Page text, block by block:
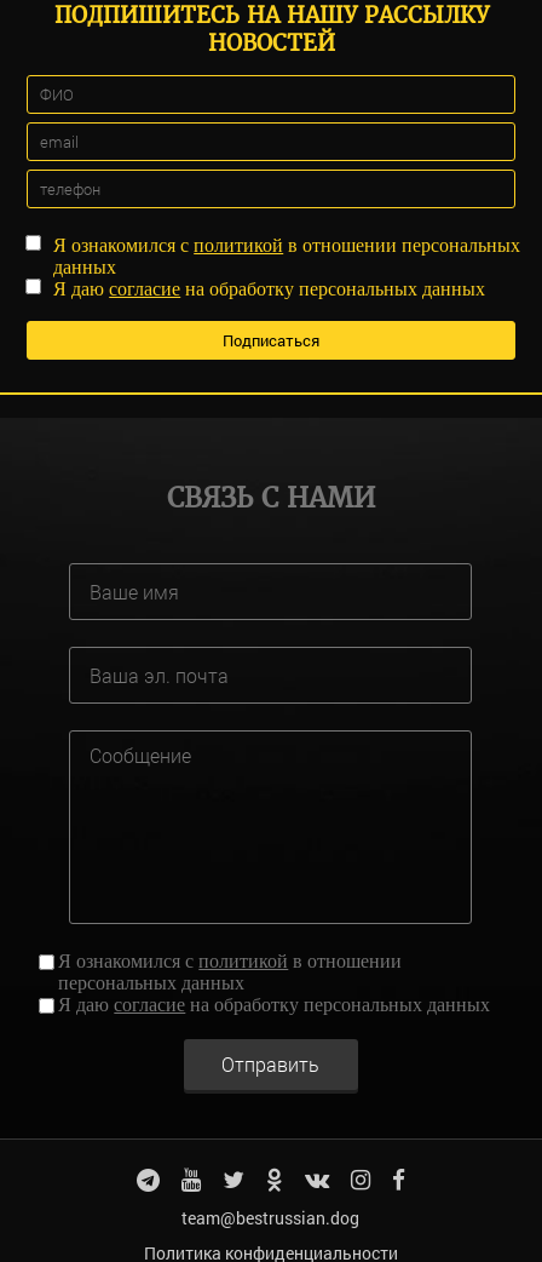
ПОДПИШИТЕСЬ НА НАШУ РАССЫЛКУ
НОВОСТЕЙ
Я ознакомился сполитикой в отношении персональных
данных
Я даюсогласие на обработку персональных данных
СВЯЗЬ С НАМИ
Я ознакомился сполитикой в отношении
персональных данных
Я даюсогласие на обработку персональных данных
Отправить
team@bestrussian.dog
Политика конфиденциальности